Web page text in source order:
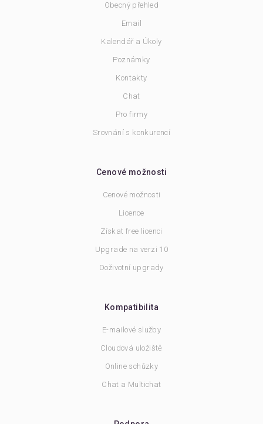
Obecný přehled
Email
Kalendář a Úkoly
Poznámky
Kontakty
Chat
Pro firmy
Srovnání s konkurencí
Cenové možnosti
Cenové možnosti
Licence
Získat free licenci
Upgrade na verzi 10
Doživotní upgrady
Kompatibilita
E-mailové služby
Cloudová uložiště
Online schůzky
Chat a Multichat